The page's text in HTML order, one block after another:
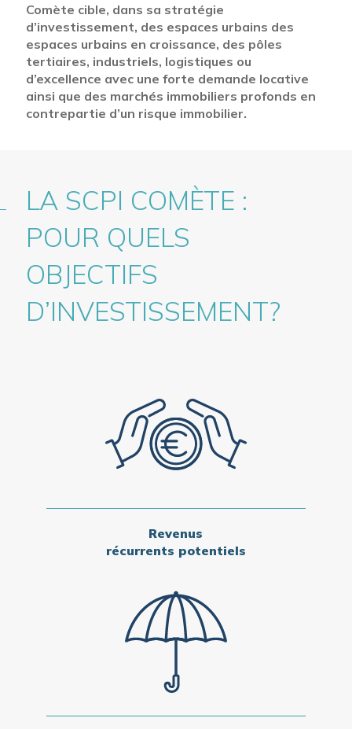
Comète cible, dans sa stratégie
d’investissement, des espaces urbains des
espaces urbains en croissance, des pôles
tertiaires, industriels, logistiques ou
d’excellence avec une forte demande locative
ainsi que des marchés immobiliers profonds en
contrepartie d’un risque immobilier.
LA SCPI COMÈTE :
POUR QUELS
OBJECTIFS
D’INVESTISSEMENT?
Revenus
récurrents potentiels